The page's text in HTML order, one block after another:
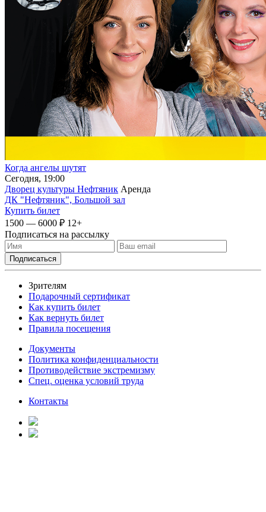
Когда ангелы шутят
Сегодня, 19:00
Дворец культуры Нефтяник Аренда
ДК "Нефтяник", Большой зал
Купить билет
1500 — 6000 ₽ 12+
Подписаться на рассылку
Зрителям
Подарочный сертификат
Как купить билет
Как вернуть билет
Правила посещения
Документы
Политика конфиденциальности
Противодействие экстремизму
Спец. оценка условий труда
Контакты